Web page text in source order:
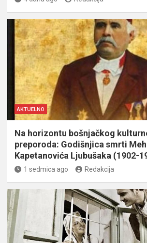
AKTUELNO
Na horizontu bošnjačkog
preporoda: Godišnjica smrti
Kapetanovića Ljubušaka (1902-
1 sedmica ago Redakcija